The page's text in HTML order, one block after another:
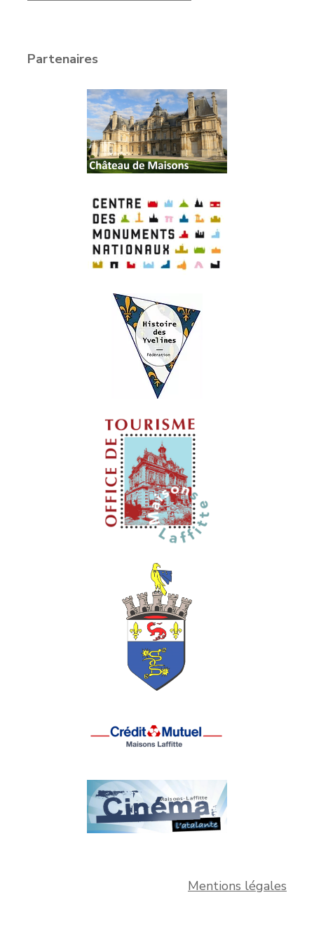
Partenaires
Mentions légales